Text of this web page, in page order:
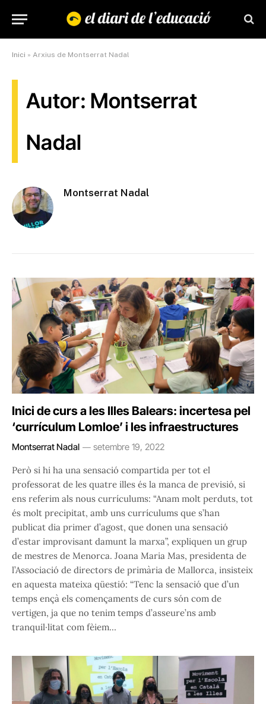
Inici » Arxius de Montserrat Nadal
Autor: Montserrat
Nadal
Montserrat Nadal
Inici de curs a les Illes Balears: incertesa pel
‘currículum Lomloe’ i les infraestructures
Montserrat Nadal setembre 19, 2022
Però si hi ha una sensació compartida per tot el
professorat de les quatre illes és la manca de previsió, si
ens referim als nous currículums: “Anam molt perduts, tot
és molt precipitat, amb uns currículums que s’han
publicat dia primer d’agost, que donen una sensació
d’estar improvisant damunt la marxa”, expliquen un grup
de mestres de Menorca. Joana Maria Mas, presidenta de
l’Associació de directors de primària de Mallorca, insisteix
en aquesta mateixa qüestió: “Tenc la sensació que d’un
temps ençà els començaments de curs són com de
vertigen, ja que no tenim temps d’asseure’ns amb
tranquil·litat com fèiem…